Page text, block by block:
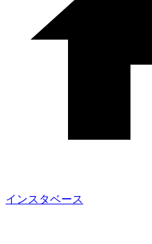
インスタベース